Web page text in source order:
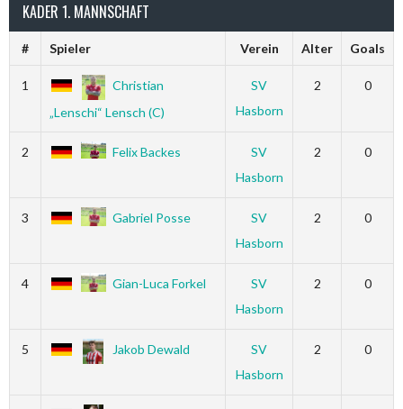
KADER 1. MANNSCHAFT
# Spieler Verein Alter Goals
1
Christian
„Lenschi“ Lensch (C)
SV
Hasborn
2 0
2 Felix Backes
SV
Hasborn
2 0
3 Gabriel Posse
SV
Hasborn
2 0
4 Gian-Luca Forkel
SV
Hasborn
2 0
5 Jakob Dewald
SV
Hasborn
2 0